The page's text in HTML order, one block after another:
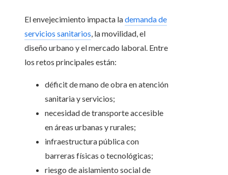
El envejecimiento impacta lademanda de
servicios sanitarios , la movilidad, el
diseño urbano y el mercado laboral. Entre
los retos principales están:
déficit de mano de obra en atención
sanitaria y servicios;
necesidad de transporte accesible
en áreas urbanas y rurales;
infraestructura pública con
barreras físicas o tecnológicas;
riesgo de aislamiento social de